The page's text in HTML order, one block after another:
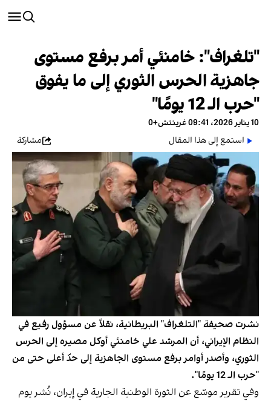
"تلغراف": خامنئي أمر برفع مستوى
جاهزية الحرس الثوري إلى ما يفوق
"حرب الـ 12 يومًا"
10 يناير 2026، 09:41 غرينتش+0
استمع إلى هذا المقال
مشاركة
نشرت صحيفة "التلغراف" البريطانية، نقلاً عن مسؤول رفيع في
النظام الإيراني، أن المرشد علي خامنئي أوكل مصيره إلى الحرس
الثوري، وأصدر أوامر برفع مستوى الجاهزية إلى حدّ أعلى حتى من
"حرب الـ 12 يومًا".
وفي تقرير موسّع عن الثورة الوطنية الجارية في إيران، نُشر يوم